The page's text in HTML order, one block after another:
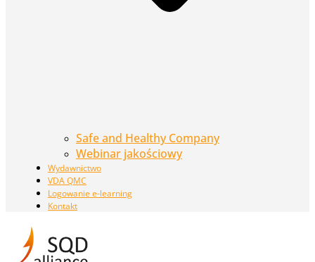
Safe and Healthy Company
Webinar jakościowy
Wydawnictwo
VDA QMC
Logowanie e-learning
Kontakt